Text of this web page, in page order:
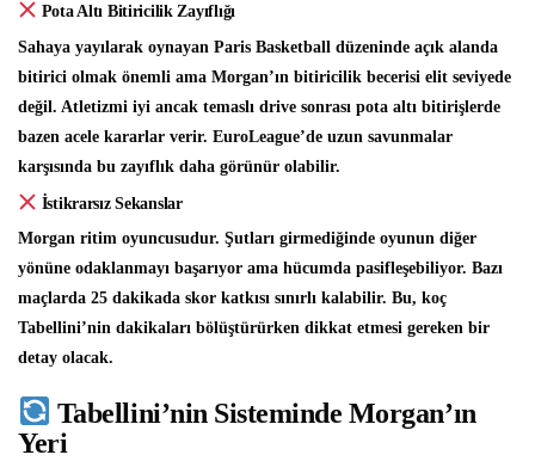
Pota Altı Bitiricilik Zayıflığı
Sahaya yayılarak oynayan Paris Basketball düzeninde açık alanda
bitirici olmak önemli ama Morgan’ın bitiricilik becerisi elit seviyede
değil. Atletizmi iyi ancak temaslı drive sonrası pota altı bitirişlerde
bazen acele kararlar verir. EuroLeague’de uzun savunmalar
karşısında bu zayıflık daha görünür olabilir.
İstikrarsız Sekanslar
Morgan ritim oyuncusudur. Şutları girmediğinde oyunun diğer
yönüne odaklanmayı başarıyor ama hücumda pasifleşebiliyor. Bazı
maçlarda 25 dakikada skor katkısı sınırlı kalabilir. Bu, koç
Tabellini’nin dakikaları bölüştürürken dikkat etmesi gereken bir
detay olacak.
Tabellini’nin Sisteminde Morgan’ın
Yeri